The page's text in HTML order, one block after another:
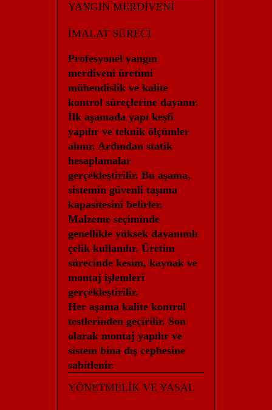
YANGIN MERDİVENİ
İMALAT SÜRECİ
Profesyonel yangın
merdiveni üretimi
mühendislik ve kalite
kontrol süreçlerine dayanır.
İlk aşamada yapı keşfi
yapılır ve teknik ölçümler
alınır. Ardından statik
hesaplamalar
gerçekleştirilir. Bu aşama,
sistemin güvenli taşıma
kapasitesini belirler.
Malzeme seçiminde
genellikle yüksek dayanımlı
çelik kullanılır. Üretim
sürecinde kesim, kaynak ve
montaj işlemleri
gerçekleştirilir.
Her aşama kalite kontrol
testlerinden geçirilir. Son
olarak montaj yapılır ve
sistem bina dış cephesine
sabitlenir.
YÖNETMELİK VE YASAL